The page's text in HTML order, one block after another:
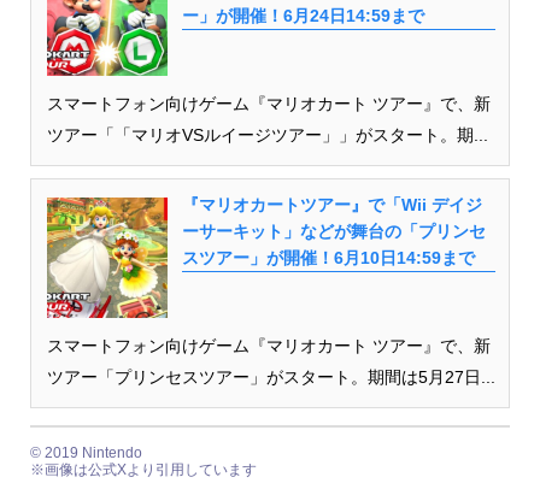
ー」が開催！6月24日14:59まで
スマートフォン向けゲーム『マリオカート ツアー』で、新
ツアー「「マリオVSルイージツアー」」がスタート。期...
『マリオカートツアー』で「Wii デイジ
ーサーキット」などが舞台の「プリンセ
スツアー」が開催！6月10日14:59まで
スマートフォン向けゲーム『マリオカート ツアー』で、新
ツアー「プリンセスツアー」がスタート。期間は5月27日...
© 2019 Nintendo
※画像は公式Xより引用しています